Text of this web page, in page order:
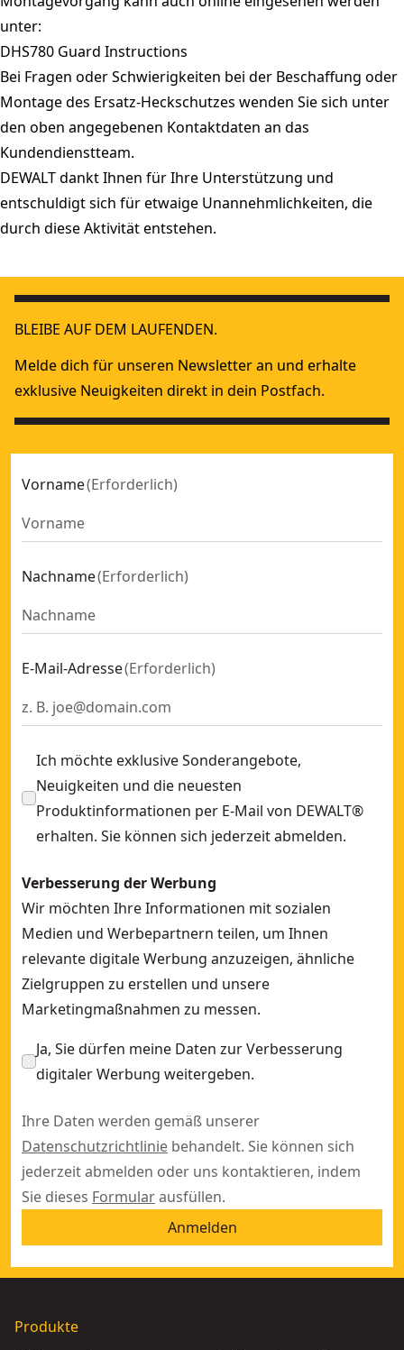
unter:
DHS780 Guard Instructions
Bei Fragen oder Schwierigkeiten bei der Beschaffung oder
Montage des Ersatz-Heckschutzes wenden Sie sich unter
den oben angegebenen Kontaktdaten an das
Kundendienstteam.
DEWALT dankt Ihnen für Ihre Unterstützung und
entschuldigt sich für etwaige Unannehmlichkeiten, die
durch diese Aktivität entstehen.
BLEIBE AUF DEM LAUFENDEN.
Melde dich für unseren Newsletter an und erhalte
exklusive Neuigkeiten direkt in dein Postfach.
Vorname(Erforderlich)
Nachname(Erforderlich)
E-Mail-Adresse(Erforderlich)
Ich möchte exklusive Sonderangebote,
Neuigkeiten und die neuesten
Produktinformationen per E-Mail von DEWALT®
erhalten. Sie können sich jederzeit abmelden.
Verbesserung der Werbung
Wir möchten Ihre Informationen mit sozialen
Medien und Werbepartnern teilen, um Ihnen
relevante digitale Werbung anzuzeigen, ähnliche
Zielgruppen zu erstellen und unsere
Marketingmaßnahmen zu messen.
Ja, Sie dürfen meine Daten zur Verbesserung
digitaler Werbung weitergeben.
Ihre Daten werden gemäß unserer
Datenschutzrichtlinie behandelt. Sie können sich
jederzeit abmelden oder uns kontaktieren, indem
Sie dieses Formularausfüllen.
Anmelden
Produkte